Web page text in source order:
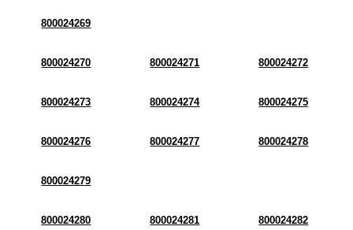
800024269
800024270 800024271 800024272
800024273 800024274 800024275
800024276 800024277 800024278
800024279
800024280 800024281 800024282